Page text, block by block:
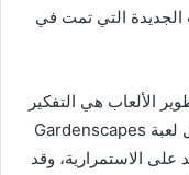
الجديدة التي تمت في
الألعاب هي التفكير
في ابتكار طريقة وفكرة فريدة، بالفعل لعبة Gardenscapes
الاستمرارية، وقد